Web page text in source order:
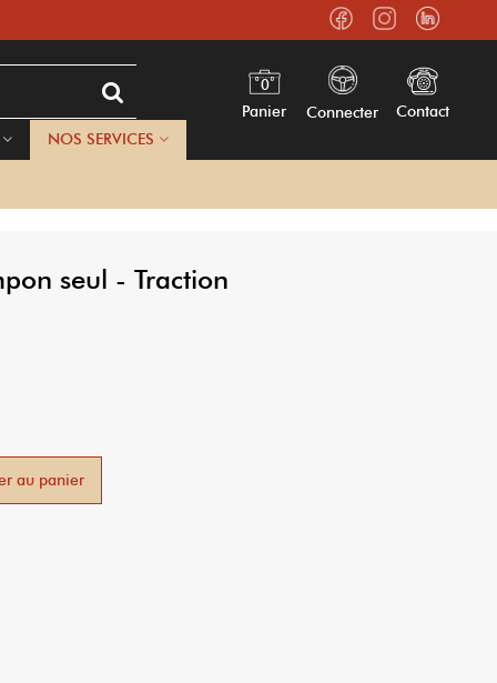
Panier
0
Connecter
Contact
NOS SERVICES
seul - Traction
au panier